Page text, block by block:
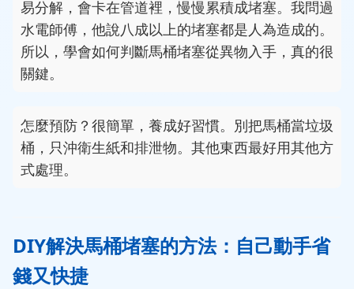
易分解，會卡在管道裡，慢慢累積成堵塞。我問過
水電師傅，他說八成以上的堵塞都是人為造成的。
所以，學會如何判斷馬桶堵塞從異物入手，真的很
關鍵。
怎麼預防？很簡單，養成好習慣。別把馬桶當垃圾
桶，只沖衛生紙和排泄物。其他東西最好用其他方
式處理。
DIY解決馬桶堵塞的方法：自己動手省
錢又快捷